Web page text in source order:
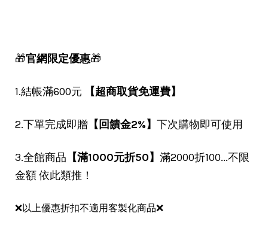
🎁官網限定優惠🎁
1.結帳滿600元 【超商取貨免運費】
2.下單完成即贈 【回饋金2%】 下次購物即可使用
3.全館商品 【滿1000元折50】 滿2000折100...不限
金額 依此類推！
❌以上優惠折扣不適用客製化商品❌